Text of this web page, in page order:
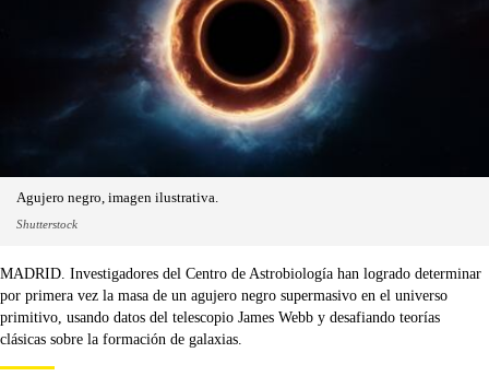
Agujero negro, imagen ilustrativa.
Shutterstock
MADRID. Investigadores del Centro de Astrobiología han logrado determinar
por primera vez la masa de un agujero negro supermasivo en el universo
primitivo, usando datos del telescopio James Webb y desafiando teorías
clásicas sobre la formación de galaxias.